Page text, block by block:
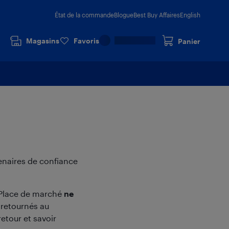
État de la commandeBlogueBest Buy AffairesEnglish
Magasins Favoris Panier
de confiance
de marché ne
au
et savoir